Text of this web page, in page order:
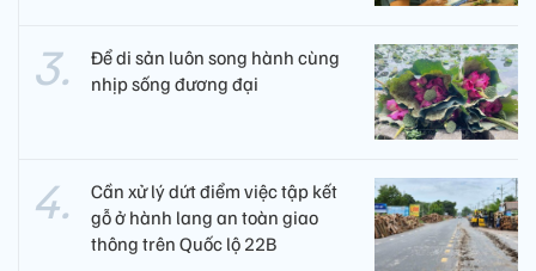
Để di sản luôn song hành cùng
nhịp sống đương đại
Cần xử lý dứt điểm việc tập kết
gỗ ở hành lang an toàn giao
thông trên Quốc lộ 22B